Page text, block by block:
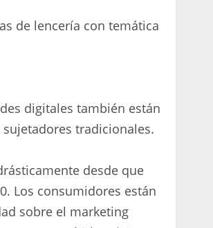
de lencería con temática
digitales también están
tradicionales.
desde que
Los consumidores están
sobre el marketing